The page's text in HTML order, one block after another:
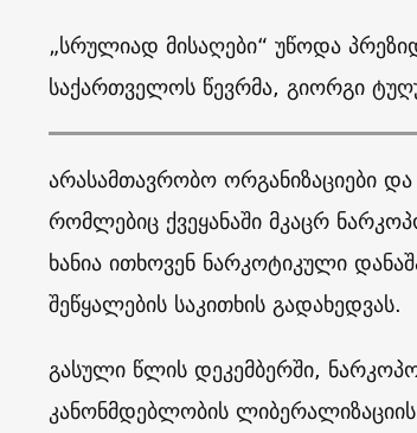
„სრულიად მისაღები“ უწოდა
საქართველოს წევრმა, გიორგი
არასამთავრობო ორგანიზაციები
რომლებიც ქვეყანაში მკაცრ
ხანია ითხოვენ ნარკოტიკული
შეწყალების საკითხის გადახედვას.
გასული წლის დეკემბერში,
კანონმდებლობის